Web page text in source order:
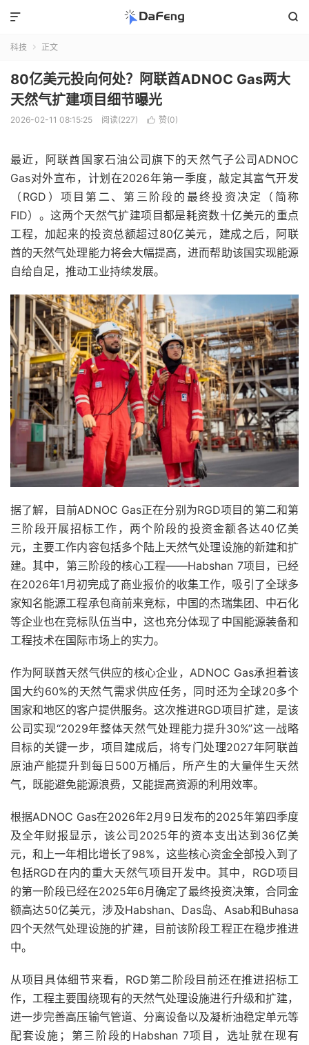


科技  正文
80亿美元投向何处？阿联酋ADNOC Gas两大
天然气扩建项目细节曝光
2026-02-11 08:15:25 阅读(227)  赞(0)
最近，阿联酋国家石油公司旗下的天然气子公司ADNOC
Gas对外宣布，计划在2026年第一季度，敲定其富气开发
（RGD）项目第二、第三阶段的最终投资决定（简称
FID）。这两个天然气扩建项目都是耗资数十亿美元的重点
工程，加起来的投资总额超过80亿美元，建成之后，阿联
酋的天然气处理能力将会大幅提高，进而帮助该国实现能源
自给自足，推动工业持续发展。
据了解，目前ADNOC Gas正在分别为RGD项目的第二和第
三阶段开展招标工作，两个阶段的投资金额各达40亿美
元，主要工作内容包括多个陆上天然气处理设施的新建和扩
建。其中，第三阶段的核心工程——Habshan 7项目，已经
在2026年1月初完成了商业报价的收集工作，吸引了全球多
家知名能源工程承包商前来竞标，中国的杰瑞集团、中石化
等企业也在竞标队伍当中，这也充分体现了中国能源装备和
工程技术在国际市场上的实力。
作为阿联酋天然气供应的核心企业，ADNOC Gas承担着该
国大约60%的天然气需求供应任务，同时还为全球20多个
国家和地区的客户提供服务。这次推进RGD项目扩建，是该
公司实现“2029年整体天然气处理能力提升30%”这一战略
目标的关键一步，项目建成后，将专门处理2027年阿联酋
原油产能提升到每日500万桶后，所产生的大量伴生天然
气，既能避免能源浪费，又能提高资源的利用效率。
根据ADNOC Gas在2026年2月9日发布的2025年第四季度
及全年财报显示，该公司2025年的资本支出达到36亿美
元，和上一年相比增长了98%，这些核心资金全部投入到了
包括RGD在内的重大天然气项目开发中。其中，RGD项目
的第一阶段已经在2025年6月确定了最终投资决策，合同金
额高达50亿美元，涉及Habshan、Das岛、Asab和Buhasa
四个天然气处理设施的扩建，目前该阶段工程正在稳步推进
中。
从项目具体细节来看，RGD第二阶段目前还在推进招标工
作，工程主要围绕现有的天然气处理设施进行升级和扩建，
进一步完善高压输气管道、分离设备以及凝析油稳定单元等
配套设施；第三阶段的Habshan 7项目，选址就在现有